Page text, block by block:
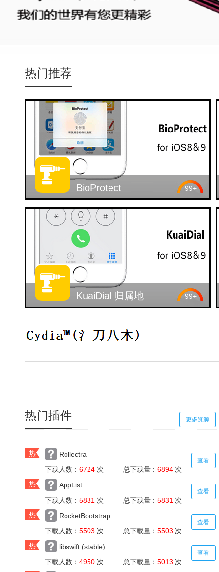
热门推荐
BioProtect 99+
KuaiDial 归属地 99+
热门插件 更多资源
热
Rollectra
下载人数： 6724 次 总下载量： 6894 次
查看
热
AppList
下载人数： 5831 次 总下载量： 5831 次
查看
热
RocketBootstrap
下载人数： 5503 次 总下载量： 5503 次
查看
热
libswift (stable)
下载人数： 4950 次 总下载量： 5013 次
查看